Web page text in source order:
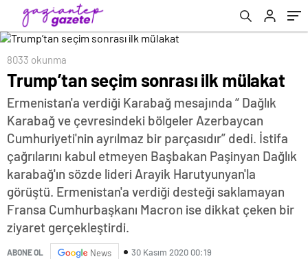
8033 okunma
Trump’tan seçim sonrası ilk mülakat
Ermenistan'a verdiği Karabağ mesajında “ Dağlık
Karabağ ve çevresindeki bölgeler Azerbaycan
Cumhuriyeti'nin ayrılmaz bir parçasıdır” dedi. İstifa
çağrılarını kabul etmeyen Başbakan Paşinyan Dağlık
karabağ'ın sözde lideri Arayik Harutyunyan'la
görüştü. Ermenistan'a verdiği desteği saklamayan
Fransa Cumhurbaşkanı Macron ise dikkat çeken bir
ziyaret gerçekleştirdi.
ABONE OL News 30 Kasım 2020 00:19